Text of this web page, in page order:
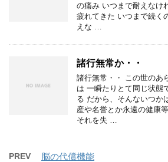
の痛み いつまで耐えなけ
疲れてきた いつまで続く
えな …
諸行無常か・・
諸行無常・・ この世のあ
は 一瞬たりとて同じ状態
る だから、そんないつか
産や名誉とか永遠の健康
それを失 …
PREV 脳の代償機能